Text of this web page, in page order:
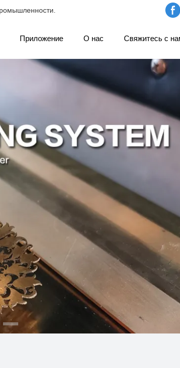
Приложение О нас Свяжитесь с